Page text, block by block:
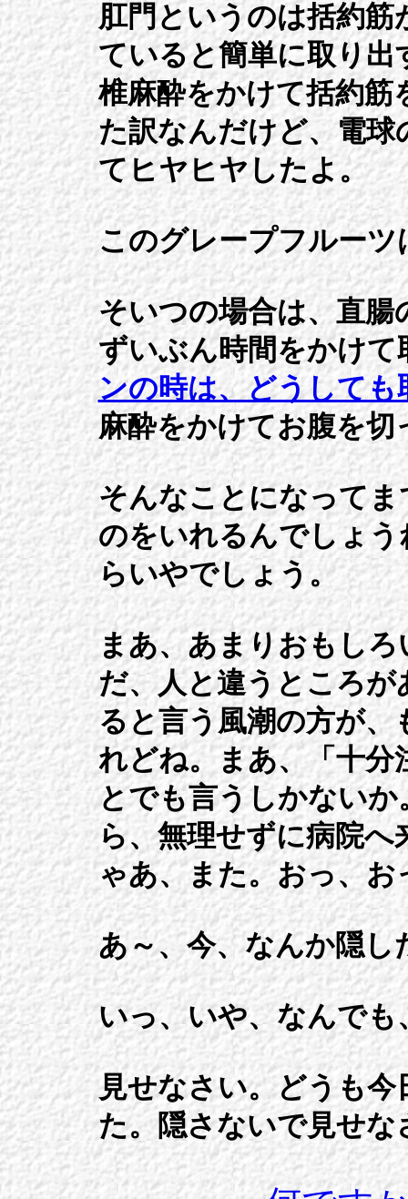
肛門というのは括約
ていると簡単に取り
椎麻酔をかけて括約筋
た訳なんだけど、電
てヒヤヒヤしたよ。
このグレープフルー
そいつの場合は、直
ずいぶん時間をかけ
ンの時は、どうして
麻酔をかけてお腹を
そんなことになって
のをいれるんでしょ
らいやでしょう。
まあ、あまりおもし
だ、人と違うところ
ると言う風潮の方が
れどね。まあ、「十
とでも言うしかない
ら、無理せずに病院へ
ゃあ、また。おっ、お
あ～、今、なんか隠し
いっ、いや、なんでも
見せなさい。どうも
た。隠さないで見せ